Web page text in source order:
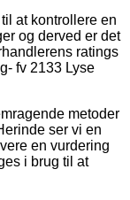
at kontrollere en
og derved er det
ratings
fv 2133 Lyse
metoder
ser vi en
en vurdering
i brug til at